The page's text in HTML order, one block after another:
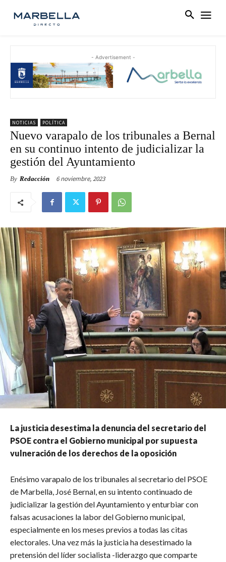
- Advertisement -
NOTICIAS POLÍTICA
Nuevo varapalo de los tribunales a Bernal
en su continuo intento de judicializar la
gestión del Ayuntamiento
By Redacción 6 noviembre, 2023
La justicia desestima la denuncia del secretario del
PSOE contra el Gobierno municipal por supuesta
vulneración de los derechos de la oposición
Enésimo varapalo de los tribunales al secretario del PSOE
de Marbella, José Bernal, en su intento continuado de
judicializar la gestión del Ayuntamiento y enturbiar con
falsas acusaciones la labor del Gobierno municipal,
especialmente en los meses previos a todas las citas
electorales. Una vez más la justicia ha desestimado la
pretensión del líder socialista -liderazgo que comparte